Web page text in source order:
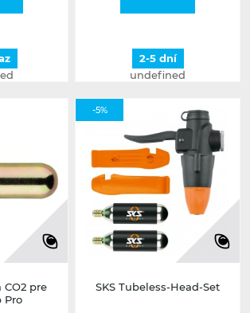
2-5 dní
undefined
CO2 pre
Pro
-5%
SKS Tubeless-Head-Set